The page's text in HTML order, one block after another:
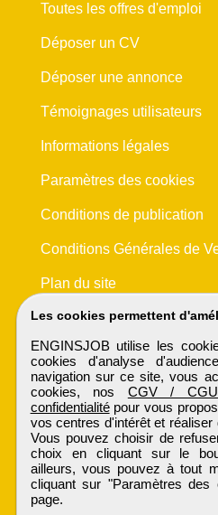
Les cookies permettent
ENGINSJOB utilise les
cookies d'analyse
navigation sur ce site, vous
cookies, nos CGV / CGU
confidentialitépour vous
vos centres d'intérêt et
Vous pouvez choisir de
choix en cliquant sur le
ailleurs, vous pouvez à tout
cliquant sur "Paramètres
page.
Toutes les offres d'emploi
Déposer un CV
Déposer une annonce
Témoignages utilisateurs
Informations légales
Paramètres des cookies
Conditions de publication
Conditions Générales de
Plan du site